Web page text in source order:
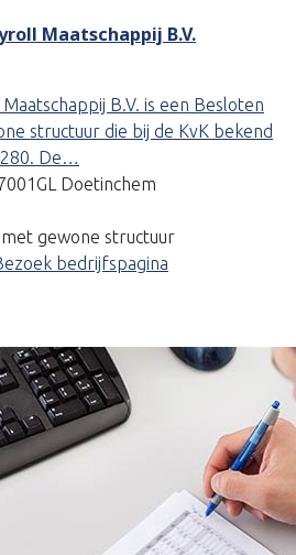
Maatschappij B.V.
B.V. is een Besloten
structuur die bij de KvK bekend
De…
Doetinchem
gewone structuur
bedrijfspagina